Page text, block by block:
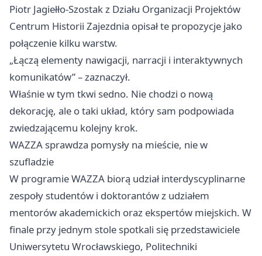
Piotr Jagiełło-Szostak z Działu Organizacji Projektów
Centrum Historii Zajezdnia opisał te propozycje jako
połączenie kilku warstw.
„Łączą elementy nawigacji, narracji i interaktywnych
komunikatów” – zaznaczył.
Właśnie w tym tkwi sedno. Nie chodzi o nową
dekorację, ale o taki układ, który sam podpowiada
zwiedzającemu kolejny krok.
WAZZA sprawdza pomysły na mieście, nie w
szufladzie
W programie WAZZA biorą udział interdyscyplinarne
zespoły studentów i doktorantów z udziałem
mentorów akademickich oraz ekspertów miejskich. W
finale przy jednym stole spotkali się przedstawiciele
Uniwersytetu Wrocławskiego, Politechniki